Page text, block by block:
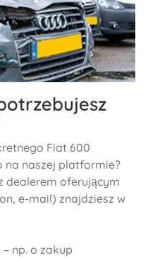
Fiat 600
naszej platformie?
dealerem oferującym
e-mail) znajdziesz w
np. o zakup